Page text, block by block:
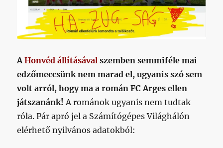
AHonvéd állításával szemben semmiféle mai
edzőmeccsünk nem marad el, ugyanis szó sem
volt arról, hogy ma a román FC Arges ellen
játszanánk! A románok ugyanis nem tudtak
róla. Pár apró jel a Számítógépes Világhálón
elérhető nyilvános adatokból: